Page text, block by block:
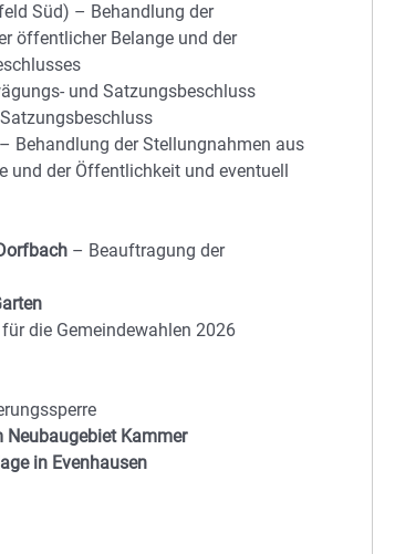
Süd) – Behandlung der
öffentlicher Belange und der
und Satzungsbeschluss
– Behandlung der Stellungnahmen aus
und der Öffentlichkeit und eventuell
– Beauftragung der
die Gemeindewahlen 2026
Kammer
in Evenhausen